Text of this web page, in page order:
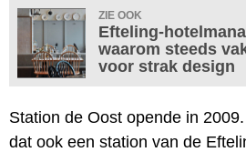
ZIE OOK
Efteling-
waarom steeds
voor strak design
Station de Oost opende in
dat ook een station van de